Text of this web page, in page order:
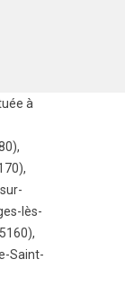
à
,
,
lès-
,
Saint-